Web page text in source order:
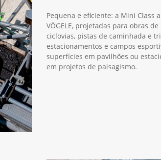
Pequena e eficiente: a Mini Class
VÖGELE, projetadas para obras
ciclovias, pistas de caminhada e
estacionamentos e campos
superfícies em pavilhões ou
em projetos de paisagismo.